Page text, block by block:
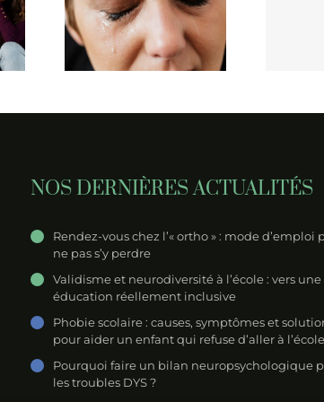
de
Rendez-vous chez
un
psychopédagogue
NOS DERNIÈRES ACTUALITÉS
Rendez-vous chez l’« ortho » : mode d’emploi
ne pas s’y perdre
Validisme et neurodiversité à l’école : vers une
éducation réellement inclusive
Phobie scolaire : causes, symptômes et
pour aider un enfant qui refuse d’aller à
Pourquoi faire un bilan neuropsychologique
les troubles DYS ?